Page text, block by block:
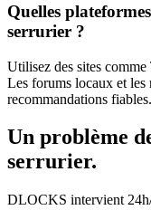
Quelles
serrurier ?
Utilisez des sites
Les forums locaux et les
recommandations fiables.
Un problème
serrurier.
DLOCKS intervient